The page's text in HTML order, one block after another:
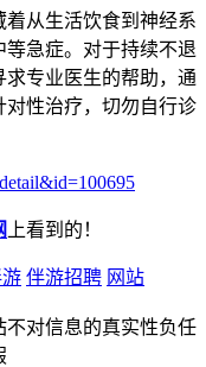
从生活饮食到神经系
急症。对于持续不退
专业医生的帮助，通
性治疗，切勿自行诊
上看到的！
伴游招聘 网站
对信息的真实性负任